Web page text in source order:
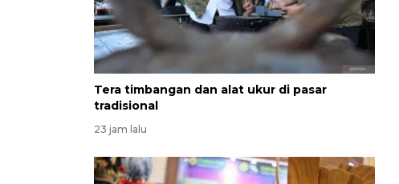
Tera timbangan dan alat ukur di pasar
tradisional
23 jam lalu